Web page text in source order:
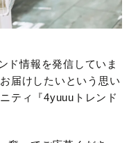
ド情報を発信していま
届けしたいという思い
ティ『4yuuuトレンド